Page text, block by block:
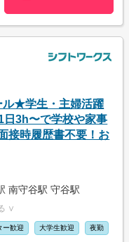
ル★学生・主婦活躍
日3h〜で学校や家事
接時履歴書不要！お
南守谷駅 守谷駅
∨
ー歓迎 大学生歓迎 夜勤